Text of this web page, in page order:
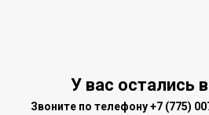
У вас остались
Звоните по телефону+7 (775)